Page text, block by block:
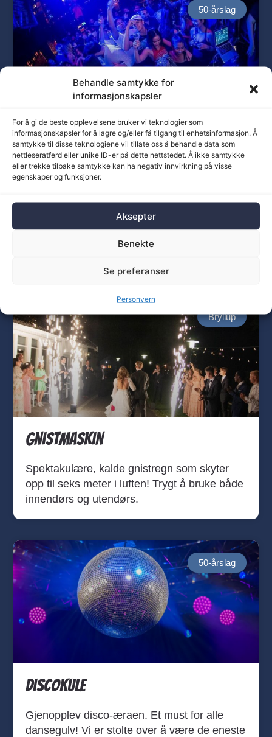
Behandle samtykke for
informasjonskapsler
For å gi de beste opplevelsene bruker vi teknologier som
informasjonskapsler for å lagre og/eller få tilgang til enhetsinformasjon. Å
samtykke til disse teknologiene vil tillate oss å behandle data som
nettleseratferd eller unike ID-er på dette nettstedet. Å ikke samtykke
eller trekke tilbake samtykke kan ha negativ innvirkning på visse
egenskaper og funksjoner.
Aksepter
Benekte
Se preferanser
Personvern
50-årslag
UV/neon lys
Lag et spektakulært neonparadis og gjør
hverdagslige antrekk til levende kunstverk.
og La kvelden glitre med neonfarger under
stjernehimmelen for en kveld, som dine
Bryllup
Gnistmaskin
Spektakulære, kalde gnistregn som skyter
opp til seks meter i luften! Trygt å bruke både
innendørs og utendørs.
50-årslag
Discokule
Gjenopplev disco-æraen. Et must for alle
dansegulv! Vi er stolte over å være de eneste